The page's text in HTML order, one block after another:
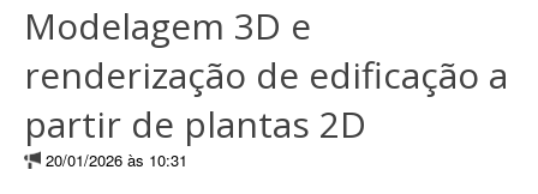
Modelagem 3D e
renderização de edificação a
partir de plantas 2D
20/01/2026 às 10:31